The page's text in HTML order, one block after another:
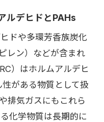
ルデヒドとPAHs
ドや多環芳香族炭化
レン）などが含まれ
）はホルムアルデヒ
がある物質として扱
排気ガスにもこれら
化学物質は長期的に